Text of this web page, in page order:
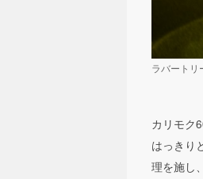
ラバートリ
カリモク
はっきり
理を施し